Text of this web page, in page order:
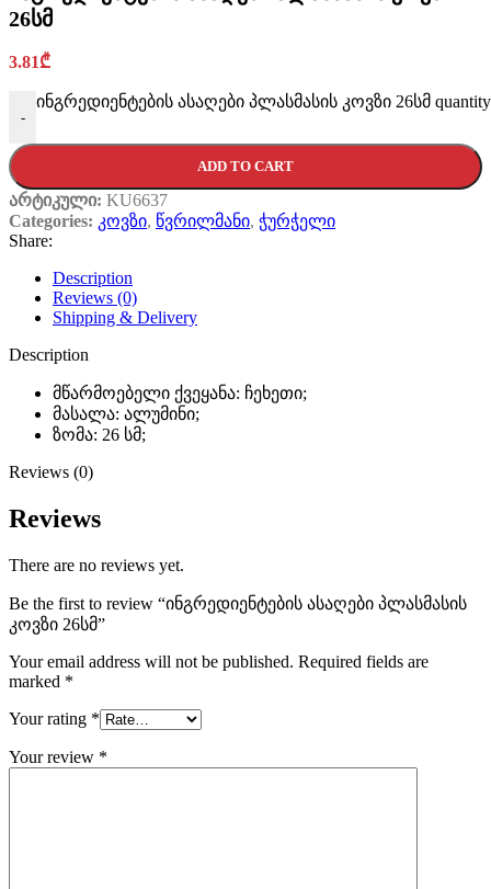
26სმ
3.81₾
-
ინგრედიენტების ასაღები პლასმასის კოვზი 26სმ quantity
ADD TO CART
არტიკული: KU6637
Categories: კოვზი, წვრილმანი, ჭურჭელი
Share:
Description
Reviews (0)
Shipping & Delivery
Description
მწარმოებელი ქვეყანა: ჩეხეთი;
მასალა: ალუმინი;
ზომა: 26 სმ;
Reviews (0)
Reviews
There are no reviews yet.
Be the first to review “ინგრედიენტების ასაღები პლასმასის
კოვზი 26სმ”
Your email address will not be published. Required fields are
marked *
Your rating *
Your review *